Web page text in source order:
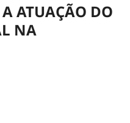
A ATUAÇÃO DO
NA